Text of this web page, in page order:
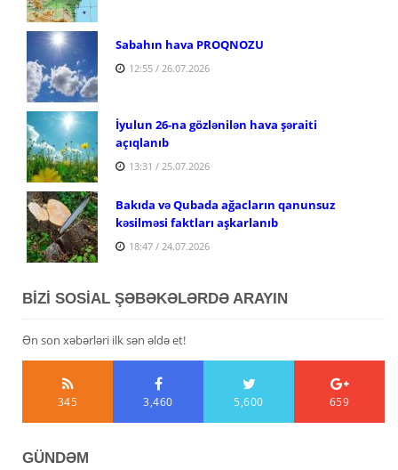
Sabahın hava PROQNOZU
12:55 / 26.07.2026
İyulun 26-na gözlənilən hava şəraiti
açıqlanıb
13:31 / 25.07.2026
Bakıda və Qubada ağacların qanunsuz
kəsilməsi faktları aşkarlanıb
18:47 / 24.07.2026
BİZİ SOSİAL ŞƏBƏKƏLƏRDƏ ARAYIN
Ən son xəbərləri ilk sən əldə et!
345 3,460 5,600 659
GÜNDƏM